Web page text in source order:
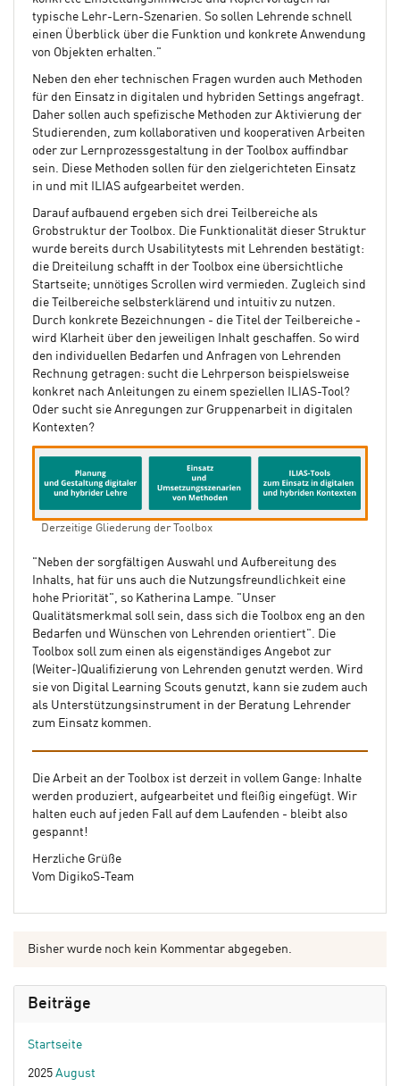
typische Lehr-Lern-Szenarien. So sollen Lehrende schnell
einen Überblick über die Funktion und konkrete Anwendung
von Objekten erhalten."
Neben den eher technischen Fragen wurden auch Methoden
für den Einsatz in digitalen und hybriden Settings angefragt.
Daher sollen auch spefizische Methoden zur Aktivierung der
Studierenden, zum kollaborativen und kooperativen Arbeiten
oder zur Lernprozessgestaltung in der Toolbox auffindbar
sein. Diese Methoden sollen für den zielgerichteten Einsatz
in und mit ILIAS aufgearbeitet werden.
Darauf aufbauend ergeben sich drei Teilbereiche als
Grobstruktur der Toolbox. Die Funktionalität dieser Struktur
wurde bereits durch Usabilitytests mit Lehrenden bestätigt:
die Dreiteilung schafft in der Toolbox eine übersichtliche
Startseite; unnötiges Scrollen wird vermieden. Zugleich sind
die Teilbereiche selbsterklärend und intuitiv zu nutzen.
Durch konkrete Bezeichnungen - die Titel der Teilbereiche -
wird Klarheit über den jeweiligen Inhalt geschaffen. So wird
den individuellen Bedarfen und Anfragen von Lehrenden
Rechnung getragen: sucht die Lehrperson beispielsweise
konkret nach Anleitungen zu einem speziellen ILIAS-Tool?
Oder sucht sie Anregungen zur Gruppenarbeit in digitalen
Kontexten?
Derzeitige Gliederung der Toolbox
"Neben der sorgfältigen Auswahl und Aufbereitung des
Inhalts, hat für uns auch die Nutzungsfreundlichkeit eine
hohe Priorität", so Katherina Lampe. "Unser
Qualitätsmerkmal soll sein, dass sich die Toolbox eng an den
Bedarfen und Wünschen von Lehrenden orientiert". Die
Toolbox soll zum einen als eigenständiges Angebot zur
(Weiter-)Qualifizierung von Lehrenden genutzt werden. Wird
sie von Digital Learning Scouts genutzt, kann sie zudem auch
als Unterstützungsinstrument in der Beratung Lehrender
zum Einsatz kommen.
Die Arbeit an der Toolbox ist derzeit in vollem Gange: Inhalte
werden produziert, aufgearbeitet und fleißig eingefügt. Wir
halten euch auf jeden Fall auf dem Laufenden - bleibt also
gespannt!
Herzliche Grüße
Vom DigikoS-Team
Bisher wurde noch kein Kommentar abgegeben.
Beiträge
Startseite
2025 August